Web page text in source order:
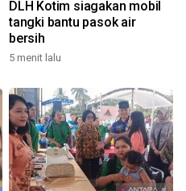
DLH Kotim siagakan mobil
tangki bantu pasok air
bersih
5 menit lalu